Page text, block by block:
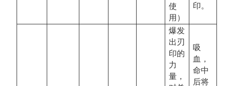
使
用）
印。
爆发
出刃
印的
力
量，
吸
血，
命中
后将